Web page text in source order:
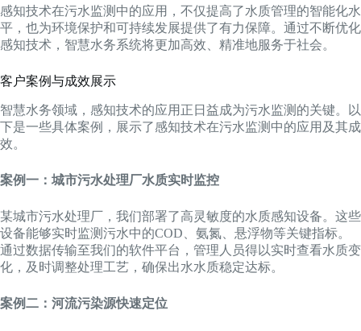
感知技术在污水监测中的应用，不仅提高了水质管理的智能化水
平，也为环境保护和可持续发展提供了有力保障。通过不断优化
感知技术，智慧水务系统将更加高效、精准地服务于社会。
客户案例与成效展示
智慧水务领域，感知技术的应用正日益成为污水监测的关键。以
下是一些具体案例，展示了感知技术在污水监测中的应用及其成
效。
案例一：城市污水处理厂水质实时监控
某城市污水处理厂，我们部署了高灵敏度的水质感知设备。这些
设备能够实时监测污水中的COD、氨氮、悬浮物等关键指标。
通过数据传输至我们的软件平台，管理人员得以实时查看水质变
化，及时调整处理工艺，确保出水水质稳定达标。
案例二：河流污染源快速定位